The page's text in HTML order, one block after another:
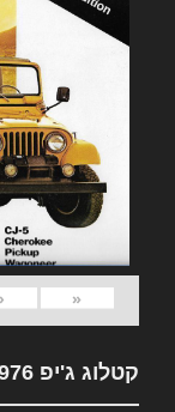
«
‹
קטלוג ג'יפ 1976